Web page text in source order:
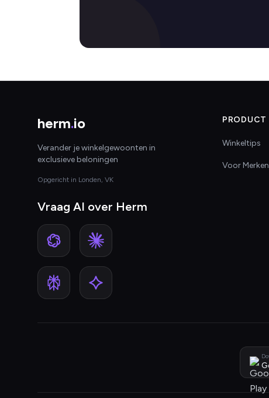
herm.io
Verander je winkelgewoonten in
exclusieve beloningen
Opgericht in Londen, VK
Vraag AI over Herm
PRODUCT
Winkeltips
Voor Merken